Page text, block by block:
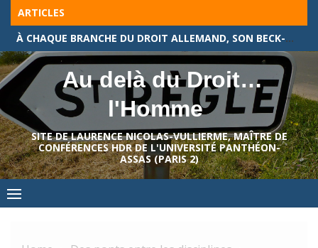
Skip
content
ARTICLES
À CHAQUE BRANCHE DU DROIT ALLEMAND, SON BECK-TEXTE !
Au delà du Droit…
l'Homme
SITE DE LAURENCE NICOLAS-VULLIERME, MAÎTRE DE
CONFÉRENCES HDR DE L'UNIVERSITÉ PANTHÉON-
ASSAS (PARIS 2)